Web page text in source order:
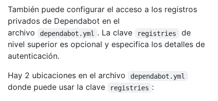
También puede configurar el acceso a los registros
privados de Dependabot en el
archivo
dependabot.yml . La clave registries
de
nivel superior es opcional y especifica los detalles de
autenticación.
Hay 2 ubicaciones en el archivo
dependabot.yml
donde puede usar la clave registries :